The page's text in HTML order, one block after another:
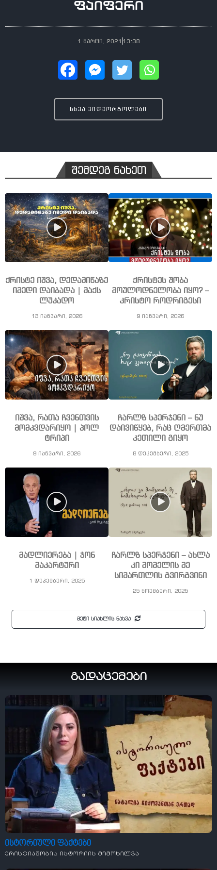
ფაიფერი
1 მარტი, 2021 13:38
სხვა ვიდეორგოლები
შემდეგ ნახეთ
ქრისტე იშვა, დედამიწაზე
იმედი დაიბადა | მაქს
ლუკადო
13 იანვარი, 2026
ქრისტეს შობა
მოულოდნელობა იყო? –
კრისტო როდრიგესი
9 იანვარი, 2026
იშვა, რათა ჩვენთვის
მომკვდარიყო | პოლ
ტრიპი
9 იანვარი, 2026
ჩარლზ სპერჯენი – ნუ
დაივიწყებ, რაც ღმერთმა
კეთილი გიყო
8 დეკემბერი, 2025
მადლიერება | ჯონ
მაკარტური
1 დეკემბერი, 2025
ჩარლზ სპერჯენი – ახლა
კი მომელის მე
სიმართლის გვირგვინი
25 ნოემბერი, 2025
მეტი სიახლის ნახვა
გადაცემები
ისტორიული ფაქტები
ქრისტიანობის ისტორიის მიმოხილვა